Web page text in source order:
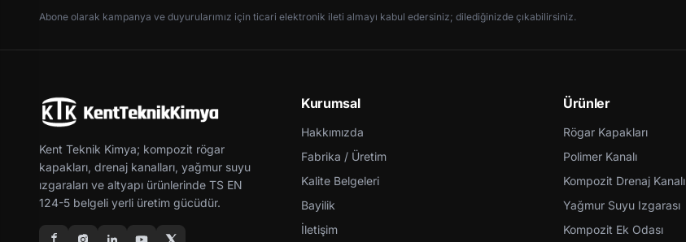
Abone olarak kampanya ve duyurularımız için ticari elektronik ileti almayı kabul edersiniz; dilediğinizde çıkabilirsiniz.
Kent Teknik Kimya; kompozit rögar
kapakları, drenaj kanalları, yağmur suyu
ızgaraları ve altyapı ürünlerinde TS EN
124-5 belgeli yerli üretim gücüdür.
Kurumsal
Hakkımızda
Fabrika / Üretim
Kalite Belgeleri
Bayilik
İletişim
Ürünler
Rögar Kapakları
Polimer Kanalı
Kompozit Drenaj Kanalı
Yağmur Suyu Izgarası
Kompozit Ek Odası